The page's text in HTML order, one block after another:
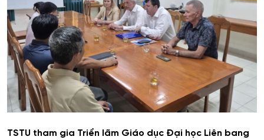
TSTU tham gia Triển lãm Giáo dục Đại học Liên bang